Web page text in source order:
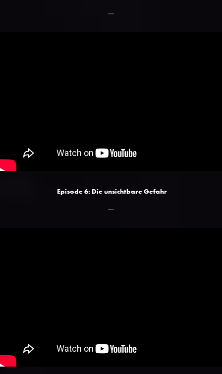
...
Episode 6: Die unsichtbare Gefahr
...